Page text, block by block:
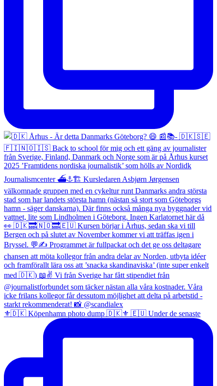
⚜️🇩🇰 Köpenhamn photo dump 🇩🇰⚜️ 🇪🇺 Under de senaste